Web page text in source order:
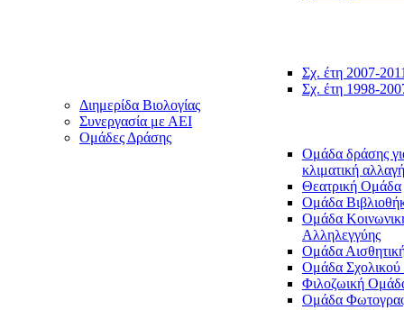
Σχ. έτη 2007-
Σχ. έτη 1998-
Διημερίδα Βιολογίας
Συνεργασία με ΑΕΙ
Ομάδες Δράσης
Ομάδα δράσης
κλιματική αλλαγή
Θεατρική Ομάδα
Ομάδα
Ομάδα
Αλληλεγγύης
Ομάδα
Ομάδα
Φιλοζωική
Ομάδα